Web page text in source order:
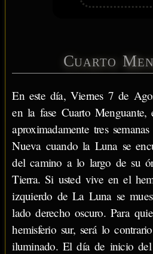
Cuarto
En este día, Viernes 7 de
en la fase Cuarto Menguante,
aproximadamente tres
Nueva cuando la Luna se
del camino a lo largo de su
Tierra. Si usted vive en el
izquierdo de La Luna se
lado derecho oscuro. Para
hemisferio sur, será lo
iluminado. El día de inicio